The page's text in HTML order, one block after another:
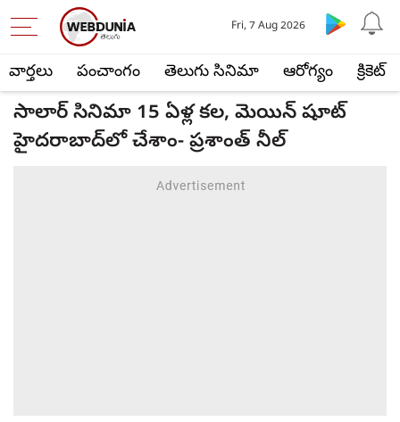
వార్తలు పంచాంగం తెలుగు సినిమా ఆరోగ్యం క్రికెట్
Fri, 7 Aug 2026
సాలార్ సినిమా 15 ఏళ్ల కల, మెయిన్ షూట్
హైదరాబాద్‌లో చేశాం- ప్రశాంత్ నీల్